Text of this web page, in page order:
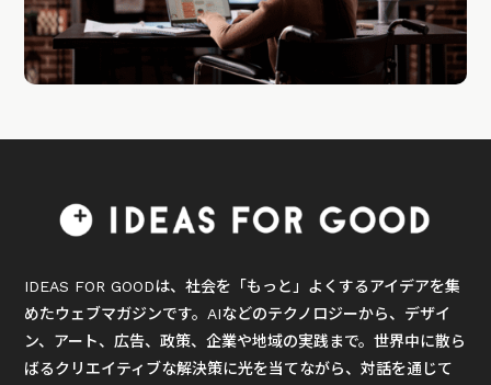
IDEAS FOR GOODは、社会を「もっと」よくするアイデアを集
めたウェブマガジンです。AIなどのテクノロジーから、デザイ
ン、アート、広告、政策、企業や地域の実践まで。世界中に散ら
ばるクリエイティブな解決策に光を当てながら、対話を通じて